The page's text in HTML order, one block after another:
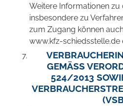
Weitere Informationen zu
insbesondere zu
zum Zugang können
www.kfz-
GEMÄSS
24/2013 SOWIE